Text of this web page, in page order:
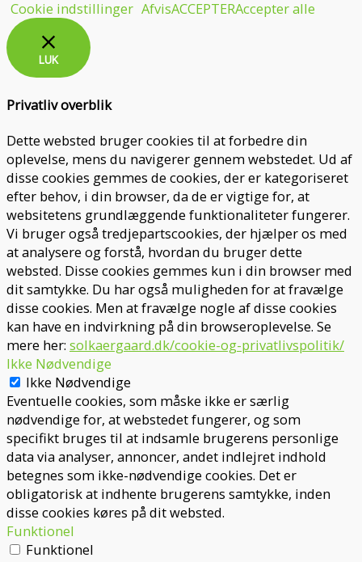
Cookie indstillinger AfvisACCEPTERAccepter alle
LUK
Privatliv overblik
Dette websted bruger cookies til at forbedre din
oplevelse, mens du navigerer gennem webstedet. Ud af
disse cookies gemmes de cookies, der er kategoriseret
efter behov, i din browser, da de er vigtige for, at
websitetens grundlæggende funktionaliteter fungerer.
Vi bruger også tredjepartscookies, der hjælper os med
at analysere og forstå, hvordan du bruger dette
websted. Disse cookies gemmes kun i din browser med
dit samtykke. Du har også muligheden for at fravælge
disse cookies. Men at fravælge nogle af disse cookies
kan have en indvirkning på din browseroplevelse. Se
mere her: solkaergaard.dk/cookie-og-privatlivspolitik/
Ikke Nødvendige
Ikke Nødvendige
Eventuelle cookies, som måske ikke er særlig
nødvendige for, at webstedet fungerer, og som
specifikt bruges til at indsamle brugerens personlige
data via analyser, annoncer, andet indlejret indhold
betegnes som ikke-nødvendige cookies. Det er
obligatorisk at indhente brugerens samtykke, inden
disse cookies køres på dit websted.
Funktionel
Funktionel